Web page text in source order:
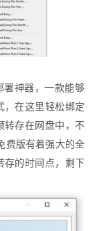
署神器，一款能够
，在这里轻松绑定
转存在网盘中，不
费版有着强大的全
存的时间点，剩下